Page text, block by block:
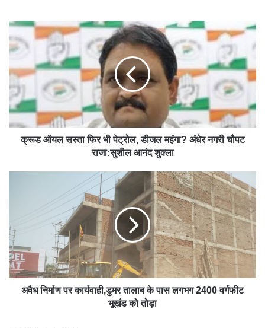
e
क्रूड ऑयल सस्ता फिर भी पेट्रोल, डीजल महंगा? अंधेर नगरी चौपट
राजा:सुशील आनंद शुक्ला
अवैध निर्माण पर कार्यवाही,डुमर तालाब के पास लगभग 2400 वर्गफीट
भूखंड को तोड़ा